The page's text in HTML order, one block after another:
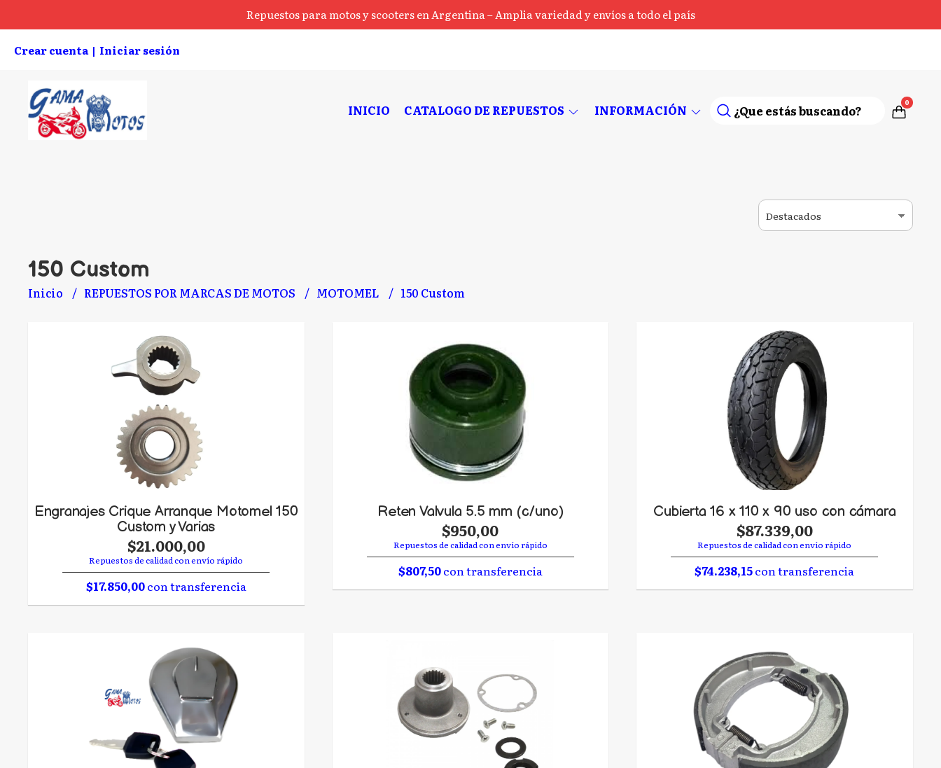
Repuestos para motos y scooters en Argentina – Amplia variedad y envíos a todo el país
Crear cuenta | Iniciar sesión
INICIO CATALOGO DE REPUESTOS INFORMACIÓN 0
150 Custom
Inicio REPUESTOS POR MARCAS DE MOTOS MOTOMEL 150 Custom
Engranajes Crique Arranque Motomel 150
Custom y Varias
$21.000,00
Repuestos de calidad con envío rápido
$17.850,00con transferencia
Reten Valvula 5.5 mm (c/uno)
$950,00
Repuestos de calidad con envío rápido
$807,50con transferencia
Cubierta 16 x 110 x 90 uso con cámara
$87.339,00
Repuestos de calidad con envío rápido
$74.238,15con transferencia